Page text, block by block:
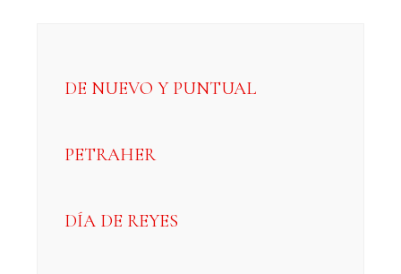
DE NUEVO Y PUNTUAL
PETRAHER
DÍA DE REYES